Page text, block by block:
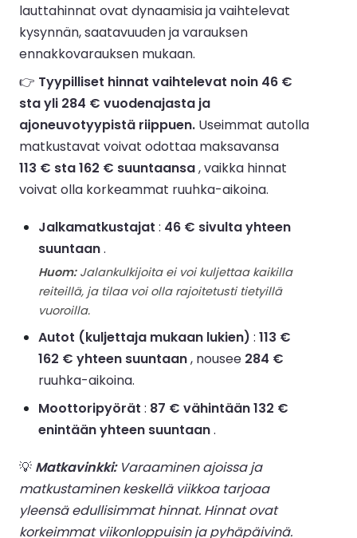
lauttahinnat ovat dynaamisia ja vaihtelevat
kysynnän, saatavuuden ja varauksen
ennakkovarauksen mukaan.
👉 Tyypilliset hinnat vaihtelevat noin 46 €
sta yli 284 € vuodenajasta ja
ajoneuvotyypistä riippuen. Useimmat autolla
matkustavat voivat odottaa maksavansa
113 € sta 162 € suuntaansa, vaikka hinnat
voivat olla korkeammat ruuhka-aikoina.
Jalkamatkustajat : 46 € sivulta yhteen
suuntaan.
Huom:Jalankulkijoita ei voi kuljettaa kaikilla
reiteillä, ja tilaa voi olla rajoitetusti tietyillä
vuoroilla.
Autot (kuljettaja mukaan lukien) : 113 €
162 € yhteen suuntaan, nousee 284 €
ruuhka-aikoina.
Moottoripyörät : 87 € vähintään 132 €
enintään yhteen suuntaan.
💡 Matkavinkki:Varaaminen ajoissa ja
matkustaminen keskellä viikkoa tarjoaa
yleensä edullisimmat hinnat. Hinnat ovat
korkeimmat viikonloppuisin ja pyhäpäivinä.